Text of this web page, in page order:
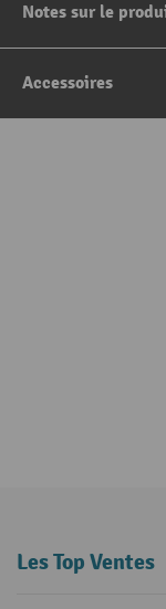
Notes sur le
Accessoires
Les Top Ventes